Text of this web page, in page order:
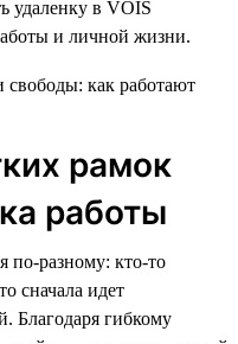
удаленку в VOIS
и личной жизни.
рамок
работы
по-разному: кто-то
сначала идет
Благодаря гибкому